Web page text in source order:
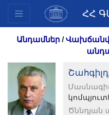
ՀՀ
անդամներ
Փաստաթղթեր
Ինովացիոն
Հրատարակություններ
Անդամներ/
Ծննդյան